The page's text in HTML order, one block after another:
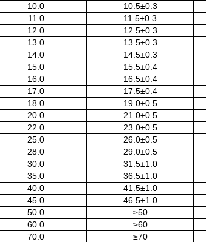
10.0
10.5±0.3
11.0
11.5±0.3
12.0
12.5±0.3
13.0
13.5±0.3
14.0
14.5±0.3
15.0
15.5±0.4
16.0
16.5±0.4
17.0
17.5±0.4
18.0
19.0±0.5
20.0
21.0±0.5
22.0
23.0±0.5
25.0
26.0±0.5
28.0
29.0±0.5
30.0
31.5±1.0
35.0
36.5±1.0
40.0
41.5±1.0
45.0
46.5±1.0
50.0
≥50
60.0
≥60
70.0
≥70